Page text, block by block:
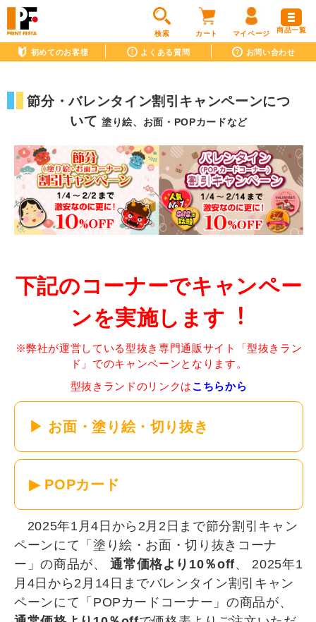
検索 カート マイページ
初めてのお客様 よくある質問 お問い合わせ
商品一覧
節分・バレンタイン割引キャンペーンにつ
いて塗り絵、お面・POPカードなど
下記のコーナーでキャンペー
ンを実施します︕
※弊社が運営している型抜き専門通販サイト「型抜きラン
ド」でのキャンペーンとなります。
型抜きランドのリンクはこちらから
▶ お面・塗り絵・切り抜き
▶ POPカード
2025年1月4日から2月2日まで節分割引キャン
ペーンにて「塗り絵・お面・切り抜きコーナ
ー」の商品が、
通常価格より10％off、 2025年1
月4日から2月14日までバレンタイン割引キャン
ペーンにて「POPカードコーナー」の商品が、